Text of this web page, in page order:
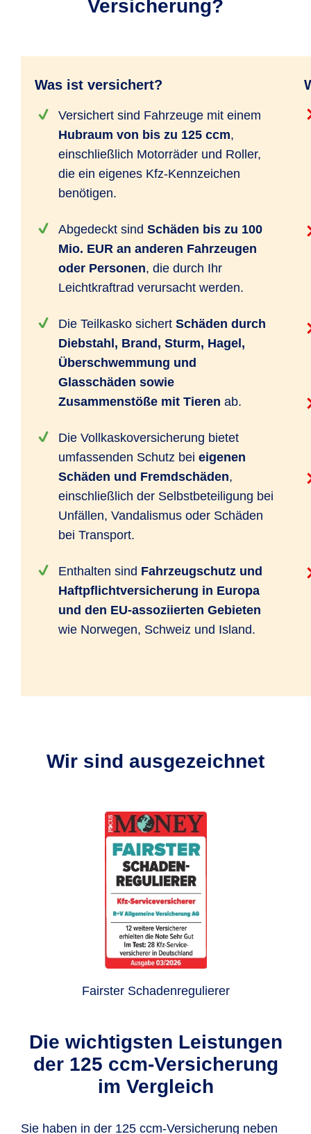
Versicherung?
Was ist versichert?
Versichert sind Fahrzeuge mit einem
Hubraum von bis zu 125 ccm,
einschließlich Motorräder und Roller,
die ein eigenes Kfz-Kennzeichen
benötigen.
Abgedeckt sind Schäden bis zu 100
Mio. EUR an anderen Fahrzeugen
oder Personen, die durch Ihr
Leichtkraftrad verursacht werden.
Die Teilkasko sichert Schäden durch
Diebstahl, Brand, Sturm, Hagel,
Überschwemmung und
Glasschäden sowie
Zusammenstöße mit Tieren ab.
Die Vollkaskoversicherung bietet
umfassenden Schutz bei eigenen
Schäden und Fremdschäden,
einschließlich der Selbstbeteiligung bei
Unfällen, Vandalismus oder Schäden
bei Transport.
Enthalten sind Fahrzeugschutz und
Haftpflichtversicherung in Europa
und den EU-assoziierten Gebieten
wie Norwegen, Schweiz und Island.
Wir sind ausgezeichnet
Fairster Schadenregulierer
Die wichtigsten Leistungen
der 125 ccm-Versicherung
im Vergleich
Sie haben in der 125 ccm-Versicherung neben